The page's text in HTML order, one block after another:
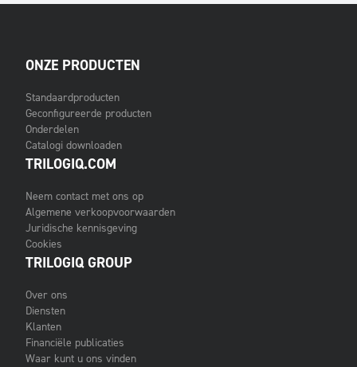
ONZE PRODUCTEN
Standaardproducten
Geconfigureerde producten
Onderdelen
Catalogi downloaden
TRILOGIQ.COM
Neem contact met ons op
Algemene verkoopvoorwaarden
Juridische kennisgeving
Cookies
TRILOGIQ GROUP
Over ons
Diensten
Klanten
Financiële publicaties
Waar kunt u ons vinden